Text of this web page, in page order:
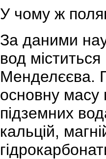
У чому ж
За даними
вод
Менделєєва.
основну масу
підземних
кальцій,